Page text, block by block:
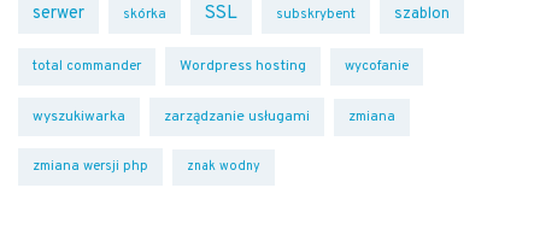
serwer skórka SSL subskrybent szablon
total commander Wordpress hosting wycofanie
wyszukiwarka zarządzanie usługami zmiana
zmiana wersji php znak wodny